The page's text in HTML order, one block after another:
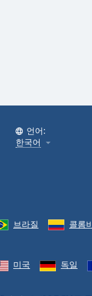
언어:
한국어
브라질 콜롬
미국 독일